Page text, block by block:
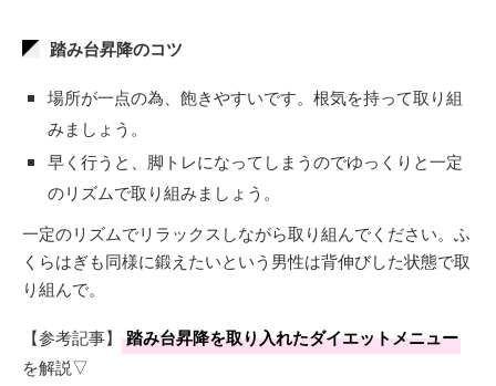
踏み台昇降のコツ
場所が一点の為、飽きやすいです。根気を持って取り組
みましょう。
早く行うと、脚トレになってしまうのでゆっくりと一定
のリズムで取り組みましょう。
一定のリズムでリラックスしながら取り組んでください。ふ
くらはぎも同様に鍛えたいという男性は背伸びした状態で取
り組んで。
【参考記事】 踏み台昇降を取り入れたダイエットメニュー
を解説▽